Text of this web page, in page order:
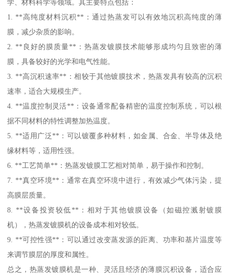
学、材料科学等领域。其主要特点包括：
1. **高纯度材料沉积**：通过热蒸发可以有效地沉积高纯度的薄
膜，减少杂质的影响。
2. **良好的膜质量**：热蒸发镀膜技术能够形成均匀且致密的薄
膜，具备较好的光学和电气性能。
3. **高沉积速率**：相较于其他镀膜技术，热蒸发具有较高的沉积
速率，适合大规模生产。
4. **温度控制灵活**：设备通常配备精密的温度控制系统，可以根
据不同材料的特性调整加热温度。
5. **适用广泛**：可以镀覆多种材料，如金属、合金、半导体及绝
缘材料等，适用性强。
6. **工艺简单**：热蒸发镀膜工艺相对简单，易于操作和控制。
7. **真空环境**：通常在真空环境中进行，有效减少气体污染，提
高膜层质量。
8. **设备投资较低**：相对于其他镀膜设备（如磁控溅射镀膜
机），热蒸发镀膜机的设备成本相对较低。
9. **可控性强**：可以通过改变蒸发源的距离、功率和基片温度等
来调节膜层的厚度和属性。
总之，热蒸发镀膜机是一种、灵活且经济的薄膜沉积设备，适合应